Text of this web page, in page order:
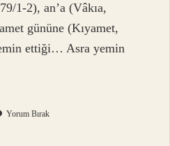
1-2), an’a (Vâkıa,
gününe (Kıyamet,
ettiği… Asra yemin
Yorum Bırak